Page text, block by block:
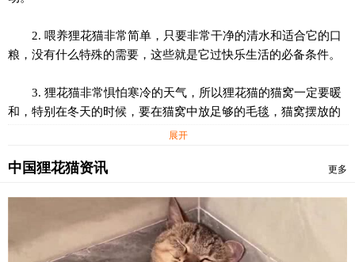
2. 喂养狸花猫非常简单，只要非常干净的清水和适合它的口
粮，没有什么特殊的需要，这些就是它过快乐生活的必备条件。
3. 狸花猫非常惧怕寒冷的天气，所以狸花猫的猫窝一定要暖
和，特别在冬天的时候，要在猫窝中放足够的毛毯，猫窝摆放的
4. 狸花猫喜欢运动，主人要适当的带猫猫外出运动，例如每
5. 狸花猫的被毛很漂亮，所以要注重对狸花猫的被毛护理。
每天至少要梳毛一次，定期为狸花猫猫猫洗澡、捉跳蚤。近期蜱
展开
中国狸花猫资讯 更多